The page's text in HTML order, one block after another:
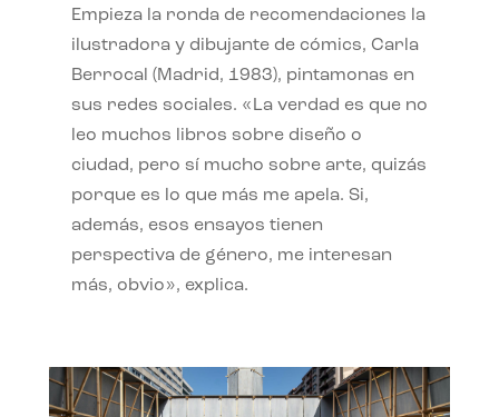
Empieza la ronda de recomendaciones la
ilustradora y dibujante de cómics, Carla
Berrocal (Madrid, 1983), pintamonas en
sus redes sociales. «La verdad es que no
leo muchos libros sobre diseño o
ciudad, pero sí mucho sobre arte, quizás
porque es lo que más me apela. Si,
además, esos ensayos tienen
perspectiva de género, me interesan
más, obvio», explica.